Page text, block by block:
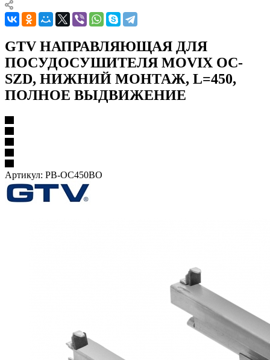
GTV НАПРАВЛЯЮЩАЯ ДЛЯ
ПОСУДОСУШИТЕЛЯ MOVIX OC-
SZD, НИЖНИЙ МОНТАЖ, L=450,
ПОЛНОЕ ВЫДВИЖЕНИЕ
Артикул: PB-OC450BO